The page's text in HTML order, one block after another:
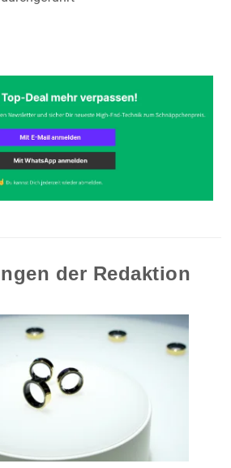
der Redaktion